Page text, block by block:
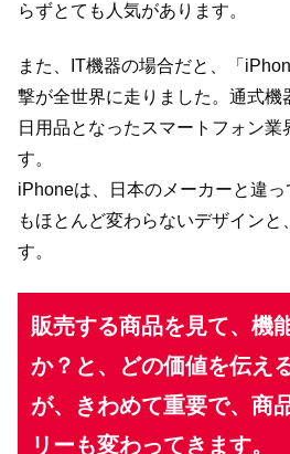
らずとても人気があります。
また、IT機器の場合だと、「
撃が全世界に走りました。通式機
日用品となったスマートフォン業
す。
iPhoneは、日本のメーカーと違
もほとんど変わらないデザイン
す。
販売する商品を見て、機
か？と、どの価値を伝え
が、きわめて重要で、商
リーも変わってきます。